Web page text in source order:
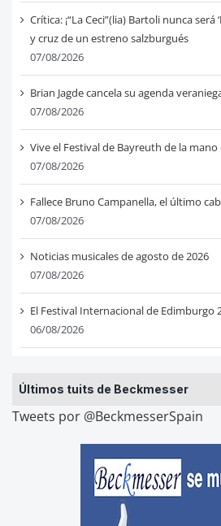
Crítica: ¡“La Ceci”(lia) Bartoli nunca será
y cruz de un estreno salzburgués
07/08/2026
Brian Jagde cancela su agenda
07/08/2026
Vive el Festival de Bayreuth de la mano
07/08/2026
Fallece Bruno Campanella, el último
07/08/2026
Noticias musicales de agosto de 2026
07/08/2026
El Festival Internacional de Edimburgo
06/08/2026
Últimos tuits de Beckmesser
Tweets por @BeckmesserSpain